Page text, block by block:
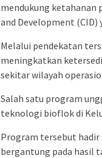
mendukung ketahanan
and Development (CID)
Melalui pendekatan
meningkatkan
sekitar wilayah
Salah satu program
teknologi bioflok di
Program tersebut hadir
bergantung pada hasil